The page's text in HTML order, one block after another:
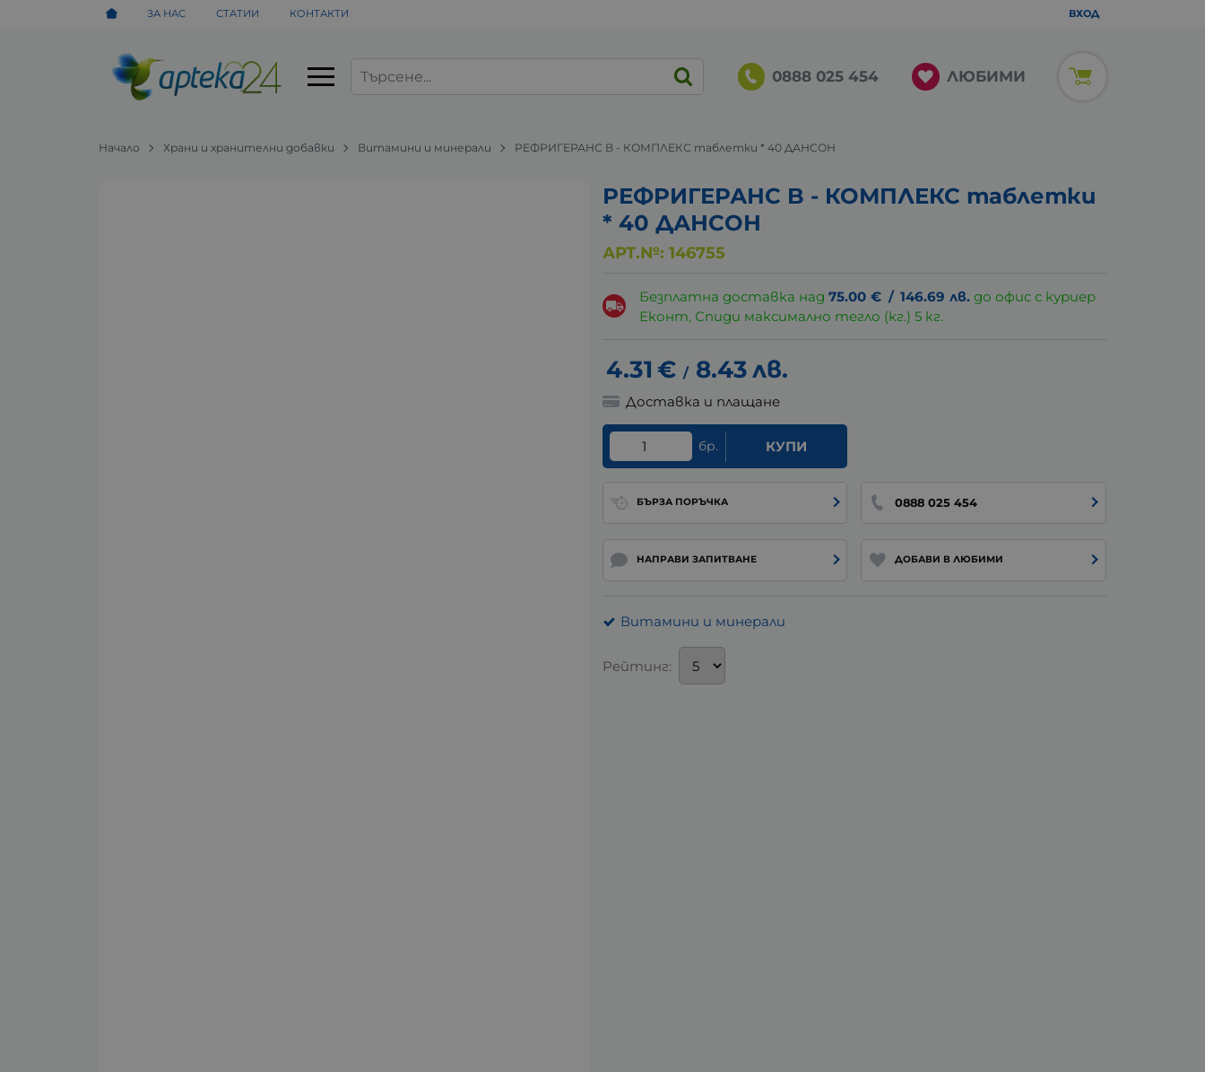
ЗА НАС СТАТИИ КОНТАКТИ ВХОД
0888 025 454 ЛЮБИМИ
Начало Храни и хранителни добавки Витамини и минерали РЕФРИГЕРАНС B - КОМПЛЕКС таблетки * 40 ДАНСОН
РЕФРИГЕРАНС B - КОМПЛЕКС таблетки
* 40 ДАНСОН
АРТ.№: 146755
Безплатна доставка над75.00 € / 146.69 лв. до офис с куриер
Еконт, Спиди максимално тегло (кг.) 5 кг.
4.31 € / 8.43лв.
Доставка и плащане
бр. КУПИ
БЪРЗА ПОРЪЧКА 0888 025 454
НАПРАВИ ЗАПИТВАНЕ ДОБАВИ В ЛЮБИМИ
Витамини и минерали
Рейтинг: